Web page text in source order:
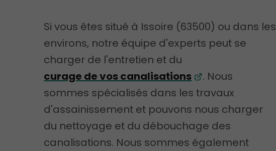
Si vous êtes situé à Issoire (63500) ou dans les
environs, notre équipe d'experts peut se
charger de l'entretien et du
curage de vos canalisations
. Nous
sommes spécialisés dans les travaux
d'assainissement et pouvons nous charger
du nettoyage et du débouchage des
canalisations. Nous sommes également